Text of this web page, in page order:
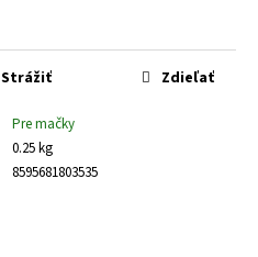
Pre mačky
0.25 kg
8595681803535
Strážiť Zdieľať